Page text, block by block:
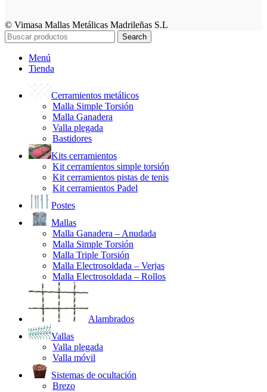
© Vimasa Mallas Metálicas Madrileñas S.L
Search
Menú
Tienda
Cerramientos metálicos
Malla Simple Torsión
Malla Ganadera
Valla plegada
Bastidores
Kits cerramientos
Kit cerramientos simple torsión
Kit cerramientos pistas de tenis
Kit cerramientos Padel
Postes
Mallas
Malla Ganadera – Anudada
Malla Simple Torsión
Malla Triple Torsión
Malla Electrosoldada – Verjas
Malla Electrosoldada – Rollos
Alambrados
Vallas
Valla plegada
Valla móvil
Sistemas de ocultación
Brezo